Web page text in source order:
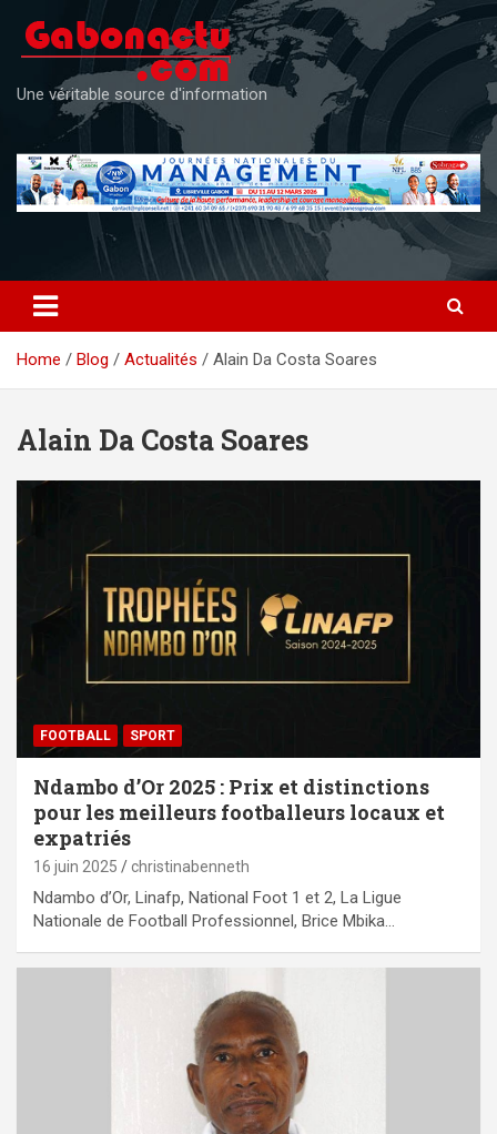
content
Une véritable source d'information
Home Blog Actualités Alain Da Costa Soares
Alain Da Costa Soares
FOOTBALL SPORT
Ndambo d’Or 2025 : Prix et distinctions
pour les meilleurs footballeurs locaux et
expatriés
16 juin 2025 christinabenneth
Ndambo d’Or, Linafp, National Foot 1 et 2, La Ligue
Nationale de Football Professionnel, Brice Mbika…